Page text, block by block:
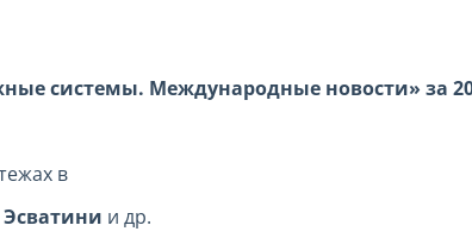
системы. Международные новости» за
в
и др.